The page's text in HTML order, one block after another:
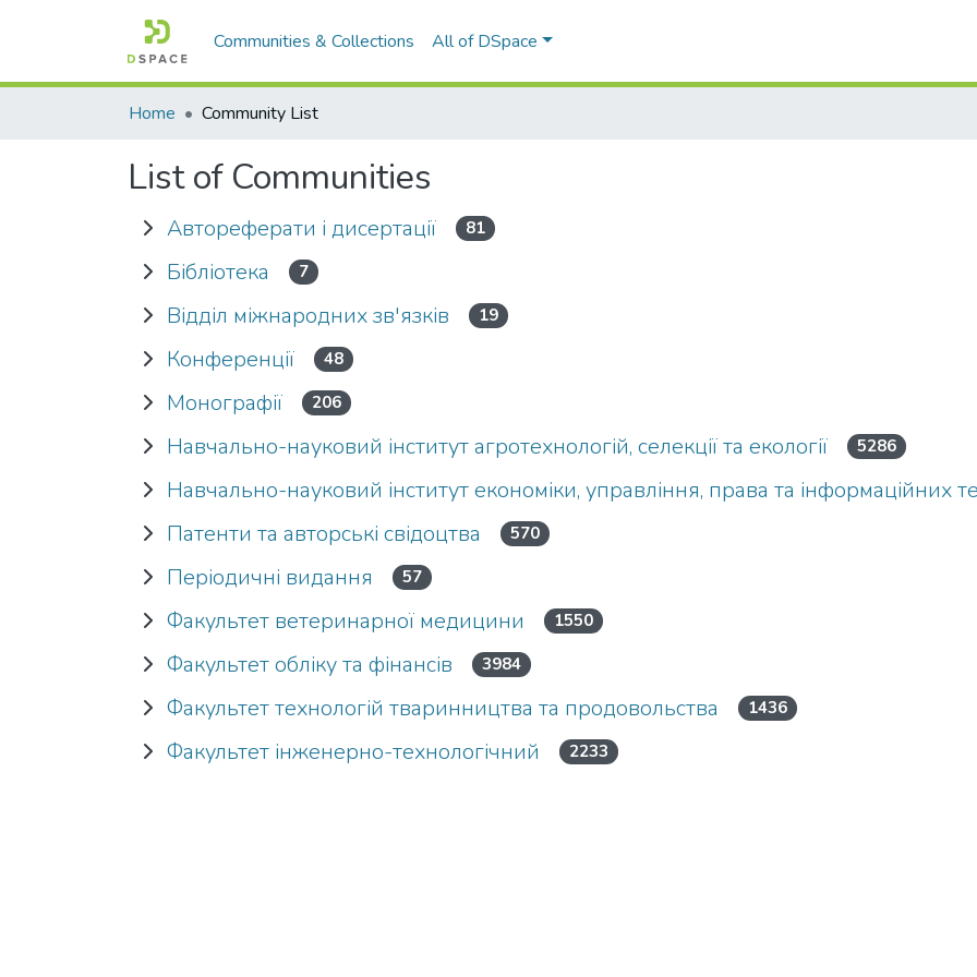
Communities & Collections All of DSpace
Home Community List
List of Communities
Автореферати і дисертації 81
Бібліотека 7
Відділ міжнародних зв'язків 19
Конференції 48
Монографії 206
Навчально-науковий інститут агротехнологій, селекції та екології 5286
Навчально-науковий інститут економіки, управління, права та інформаційних
Патенти та авторські свідоцтва 570
Періодичні видання 57
Факультет ветеринарної медицини 1550
Факультет обліку та фінансів 3984
Факультет технологій тваринництва та продовольства 1436
Факультет інженерно-технологічний 2233